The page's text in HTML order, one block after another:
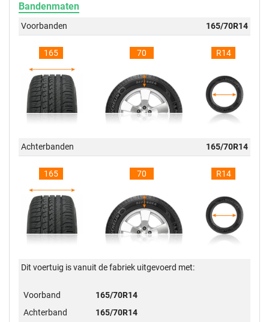
Bandenmaten
Voorbanden 165/70R14
165 70 R14
Achterbanden 165/70R14
165 70 R14
Dit voertuig is vanuit de fabriek uitgevoerd met:
Voorband
165/70R14
Achterband
165/70R14